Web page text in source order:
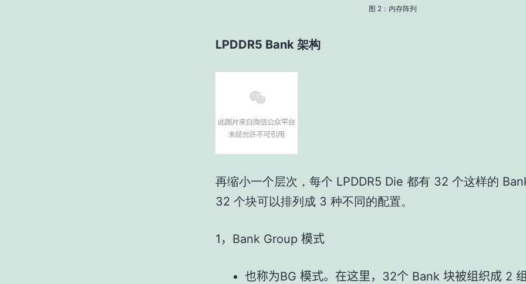
图 2：内存阵列
LPDDR5 Bank 架构
再缩小一个层次，每个 LPDDR5 Die 都有 32 个这样的
32 个块可以排列成 3 种不同的配置。
1 ， Bank Group 模式
也称为BG 模式。在这里， 32个 Bank 块被组织成 2